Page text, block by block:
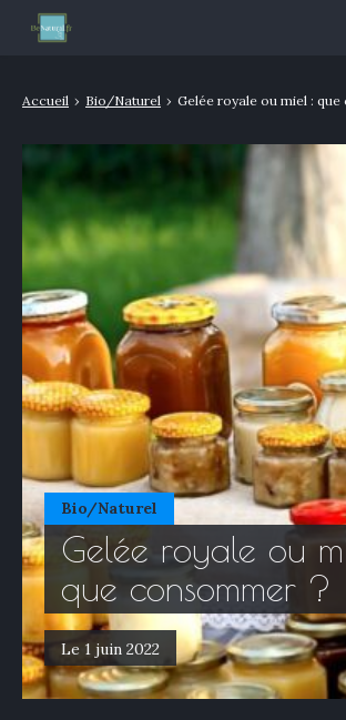
Bio/Naturel
Gelée royale ou
que consommer ?
Le 1 juin 2022
Accueil › Bio/Naturel › Gelée royale ou miel : que
Sport
Bio/Naturel
GLOSSAIRE